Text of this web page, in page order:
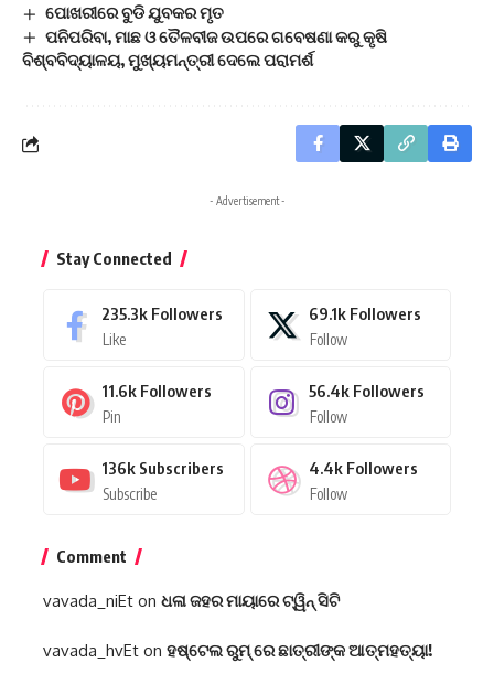
ପୋଖରୀରେ ବୁଡି ଯୁବକର ମୃତ
ପନିପରିବା, ମାଛ ଓ ତୈଳବୀଜ ଉପରେ ଗବେଷଣା କରୁ କୃଷି
ବିଶ୍ବବିଦ୍ୟାଳୟ, ମୁଖ୍ୟମନ୍ତ୍ରୀ ଦେଲେ ପରାମର୍ଶ
- Advertisement -
Stay Connected
235.3k Followers
Like
69.1k Followers
Follow
11.6k Followers
Pin
56.4k Followers
Follow
136k Subscribers
Subscribe
4.4k Followers
Follow
Comment
vavada_niEt on ଧଳା ଜହର ମାୟାରେ ଟ୍ୱିନ୍ ସିଟି
vavada_hvEt on ହଷ୍ଟେଲ ରୁମ୍ ରେ ଛାତ୍ରୀଙ୍କ ଆତ୍ମହତ୍ୟା!